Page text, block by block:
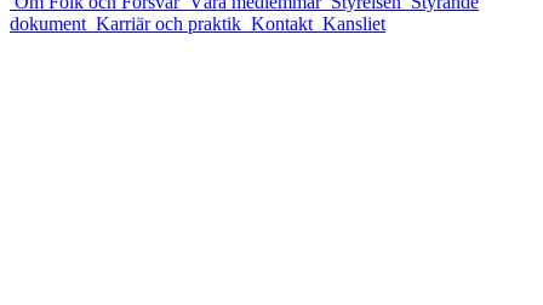
dokument Karriär och praktik Kontakt Kansliet